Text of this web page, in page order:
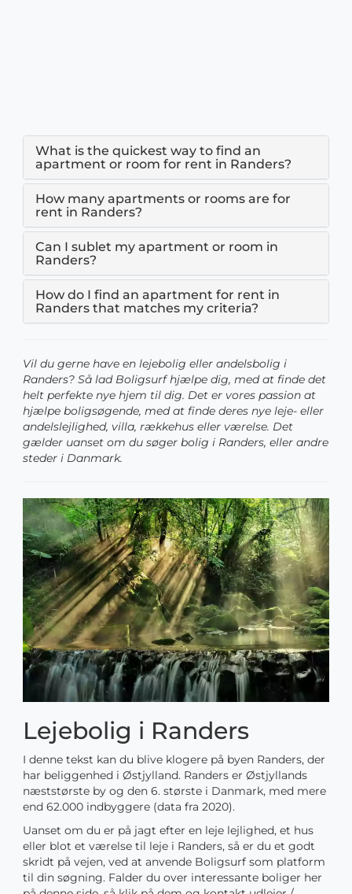
What is the quickest way to find an
apartment or room for rent in Randers?
How many apartments or rooms are for
rent in Randers?
Can I sublet my apartment or room in
Randers?
How do I find an apartment for rent in
Randers that matches my criteria?
Vil du gerne have en lejebolig eller andelsbolig i
Randers? Så lad Boligsurf hjælpe dig, med at finde det
helt perfekte nye hjem til dig. Det er vores passion at
hjælpe boligsøgende, med at finde deres nye leje- eller
andelslejlighed, villa, rækkehus eller værelse. Det
gælder uanset om du søger bolig i Randers, eller andre
steder i Danmark.
Lejebolig i Randers
I denne tekst kan du blive klogere på byen Randers, der
har beliggenhed i Østjylland. Randers er Østjyllands
næststørste by og den 6. største i Danmark, med mere
end 62.000 indbyggere (data fra 2020).
Uanset om du er på jagt efter en leje lejlighed, et hus
eller blot et værelse til leje i Randers, så er du et godt
skridt på vejen, ved at anvende Boligsurf som platform
til din søgning. Falder du over interessante boliger her